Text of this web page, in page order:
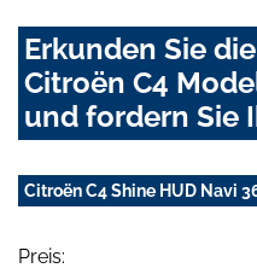
Erkunden Sie
Citroën C4
und fordern Sie
Citroën C4 Shine HUD Navi
Preis: